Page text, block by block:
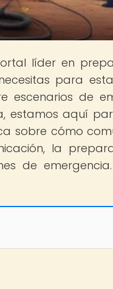
líder en
para
escenarios de
estamos aquí
sobre cómo
la
de